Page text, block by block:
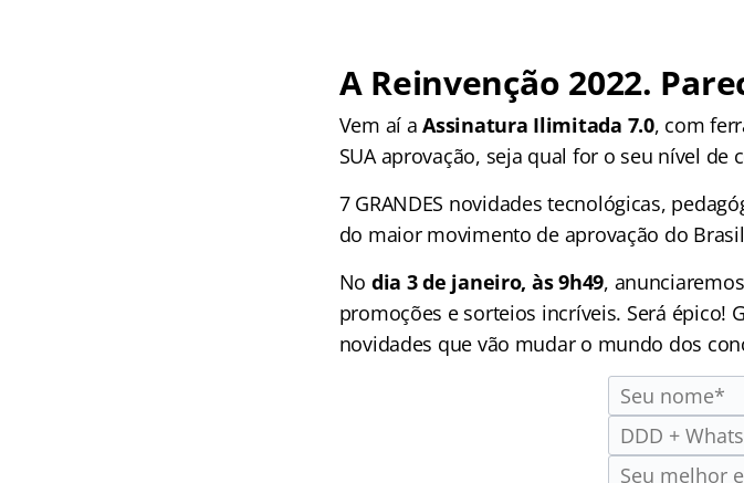
A Reinvenção 2022.
Vem aí aAssinatura Ilimitada 7.0, com
SUA aprovação, seja qual for o seu nível de
7 GRANDES novidades tecnológicas,
do maior movimento de aprovação do
No dia 3 de janeiro, às 9h49,
promoções e sorteios incríveis. Será épico!
novidades que vão mudar o mundo dos